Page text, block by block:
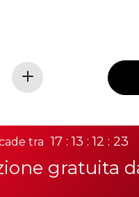
tra 17 : 13 : 12 : 23
gratuita